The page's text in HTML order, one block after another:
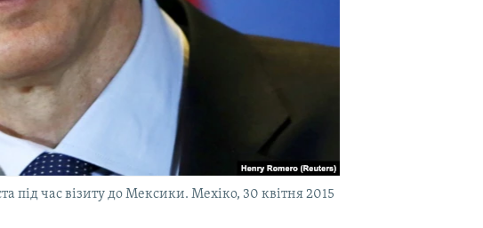
під час візиту до Мексики. Мехіко, 30 квітня 2015